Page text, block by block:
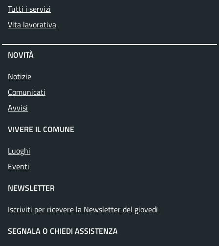
Tutti i servizi
Vita lavorativa
NOVITÀ
Notizie
Comunicati
Avvisi
VIVERE IL COMUNE
Luoghi
Eventi
NEWSLETTER
Iscriviti per ricevere la Newsletter del giovedì
SEGNALA O CHIEDI ASSISTENZA